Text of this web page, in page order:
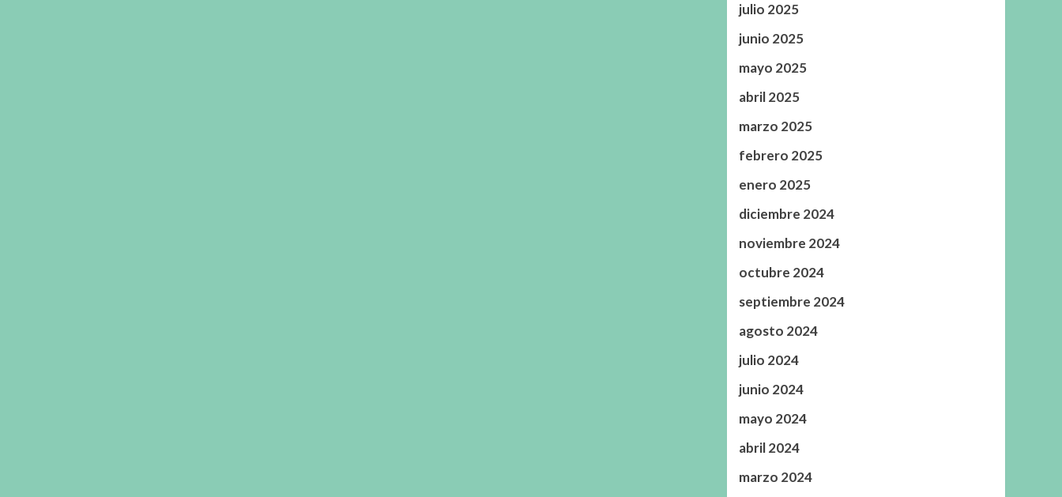
julio 2025
junio 2025
mayo 2025
abril 2025
marzo 2025
febrero 2025
enero 2025
diciembre 2024
noviembre 2024
octubre 2024
septiembre 2024
agosto 2024
julio 2024
junio 2024
mayo 2024
abril 2024
marzo 2024